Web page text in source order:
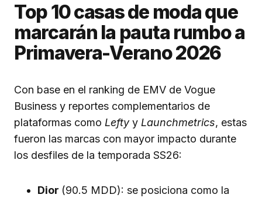
Top 10 casas de moda que
marcarán la pauta rumbo a
Primavera-Verano 2026
Con base en el ranking de EMV de Vogue
Business y reportes complementarios de
plataformas como Leftyy Launchmetrics, estas
fueron las marcas con mayor impacto durante
los desfiles de la temporada SS26:
Dior (90.5 MDD): se posiciona como la